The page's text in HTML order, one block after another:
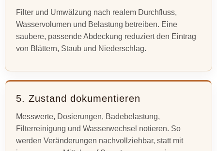
Filter und Umwälzung nach realem Durchfluss,
Wasservolumen und Belastung betreiben. Eine
saubere, passende Abdeckung reduziert den Eintrag
von Blättern, Staub und Niederschlag.
5. Zustand dokumentieren
Messwerte, Dosierungen, Badebelastung,
Filterreinigung und Wasserwechsel notieren. So
werden Veränderungen nachvollziehbar, statt mit